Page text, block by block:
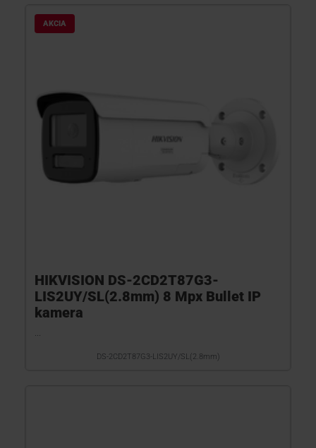
AKCIA
HIKVISION DS-2CD2T87G3-
LIS2UY/SL(2.8mm) 8 Mpx Bullet IP
kamera
DS-2CD2T87G3-LIS2UY/SL(2.8mm)